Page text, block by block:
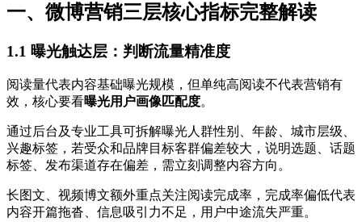
一、微博营销三层核心指标完整解读
1.1 曝光触达层：判断流量精准度
阅读量代表内容基础曝光规模，但单纯高阅读不代表营销有
效，核心要看曝光用户画像匹配度。
通过后台及专业工具可拆解曝光人群性别、年龄、城市层级、
兴趣标签，若受众和品牌目标客群偏差较大，说明选题、话题
标签、发布渠道存在偏差，需立刻调整内容方向。
长图文、视频博文额外重点关注阅读完成率，完成率偏低代表
内容开篇拖沓、信息吸引力不足，用户中途流失严重。